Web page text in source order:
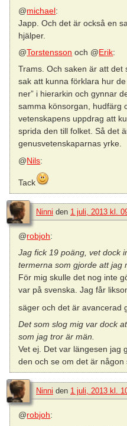
@michael:
Japp. Och det är också en
hjälper.
@Torstensson och @Erik:
Trams. Och saken är att
sak att kunna förklara hur
ner” i hierarkin och gynnar
samma könsorgan, hudfärg
vetenskapens uppdrag att
sprida den till folket. Så det
genusvetenskaparnas yrke.
@Nils:
Tack
Ninni den 1 juli, 2013 kl.
@robjoh:
Jag fick 19 poäng, vet dock
termerna som gjorde att jag
För mig skulle det nog inte
var på svenska. Jag får
säger och det är avancerad
Det som slog mig var dock
som jag tror är män.
Vet ej. Det var längesen jag
den och se om det är någon
Ninni den 1 juli, 2013 kl.
@robjoh: